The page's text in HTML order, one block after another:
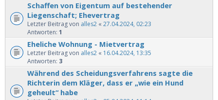
Schaffen von Eigentum auf bestehender
Liegenschaft; Ehevertrag
Letzter Beitrag von alles2 « 27.04.2024, 02:23
Antworten: 1
Eheliche Wohnung - Mietvertrag
Letzter Beitrag von alles2 « 16.04.2024, 13:35
Antworten: 3
Während des Scheidungsverfahrens sagte die
Richterin dem Kläger, dass er „wie ein Hund
geheult“ habe